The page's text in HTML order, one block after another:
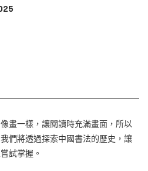
畫一樣，讓閱讀時充滿畫面，所以
們將透過探索中國書法的歷史，讓
試掌握。